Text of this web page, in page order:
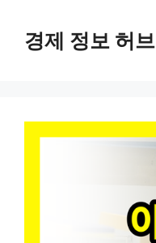
경제 정보 허브